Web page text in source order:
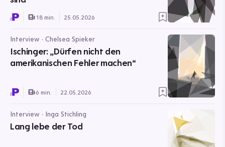
18 min. 25.05.2026
Interview · Chelsea Spieker
Ischinger: „Dürfen nicht den
amerikanischen Fehler machen“
6 min. 22.05.2026
Interview · Inga Stichling
Lang lebe der Tod